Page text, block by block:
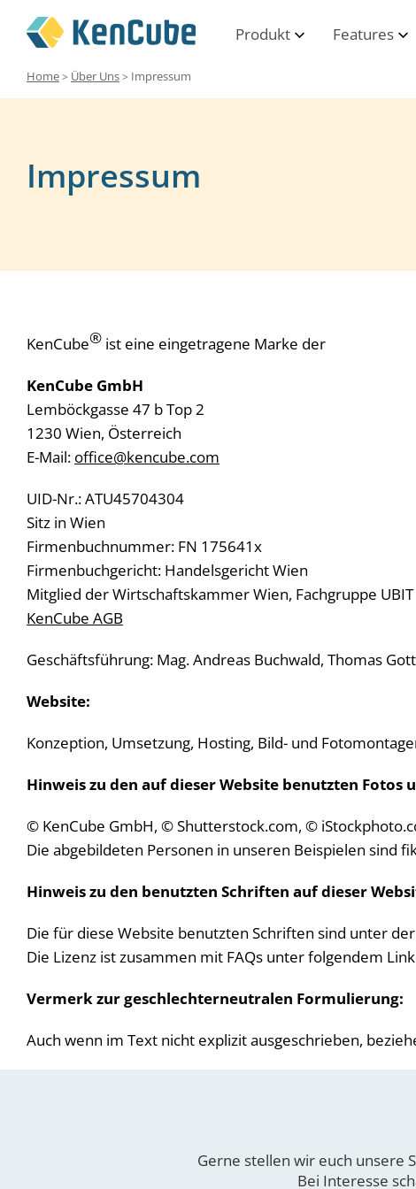
Produkt Features
Home> Über Uns> Impressum
Impressum
KenCube® ist eine eingetragene Marke der
KenCube GmbH
Lemböckgasse 47 b Top 2
1230 Wien, Österreich
E-Mail: office@kencube.com
UID-Nr.: ATU45704304
Sitz in Wien
Firmenbuchnummer: FN 175641x
Firmenbuchgericht: Handelsgericht Wien
Mitglied der Wirtschaftskammer Wien, Fachgruppe UBIT
KenCube AGB
Geschäftsführung: Mag. Andreas Buchwald, Thomas
Website:
Konzeption, Umsetzung, Hosting, Bild- und
Hinweis zu den auf dieser Website benutzten Fotos
© KenCube GmbH, © Shutterstock.com, ©
Die abgebildeten Personen in unseren Beispielen sind
Hinweis zu den benutzten Schriften auf dieser
Die für diese Website benutzten Schriften sind unter
Die Lizenz ist zusammen mit FAQs unter folgendem
Vermerk zur geschlechterneutralen Formulierung:
Auch wenn im Text nicht explizit ausgeschrieben,
Gerne stellen wir euch unsere
Bei Interesse